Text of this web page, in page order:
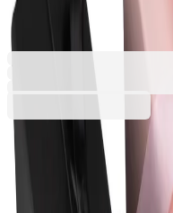
6145260080
Баркод: 3801059010524
9,59 €
18,75 лв.